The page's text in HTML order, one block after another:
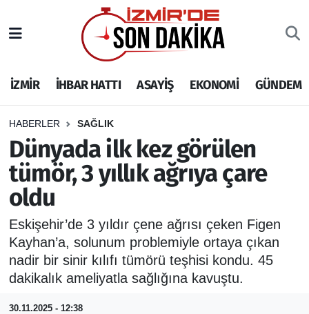
İZMİR İHBAR HATTI ASAYİŞ EKONOMİ GÜNDEM
HABERLER SAĞLIK
Dünyada ilk kez görülen
tümör, 3 yıllık ağrıya çare
oldu
Eskişehir’de 3 yıldır çene ağrısı çeken Figen
Kayhan’a, solunum problemiyle ortaya çıkan
nadir bir sinir kılıfı tümörü teşhisi kondu. 45
dakikalık ameliyatla sağlığına kavuştu.
30.11.2025 - 12:38
İHBAR HATTI
DEPREM
GENEL
EKONOMİ
SİYASET
SPOR
İzmir Nöbetçi Eczaneler
İzmir Hava Durumu
İzmir Namaz Vakitleri
İzmir Trafik Yoğunluk Haritası
Puan Durumu ve Fikstür
Tüm Manşetler
Son Dakika Haberleri